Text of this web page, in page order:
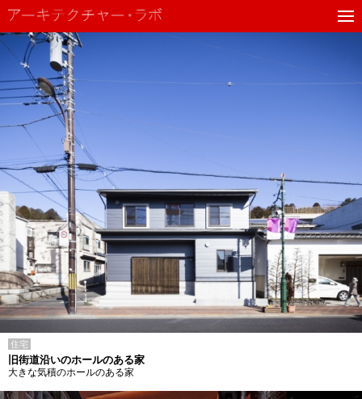
住宅
旧街道沿いのホールのある家
大きな気積のホールのある家